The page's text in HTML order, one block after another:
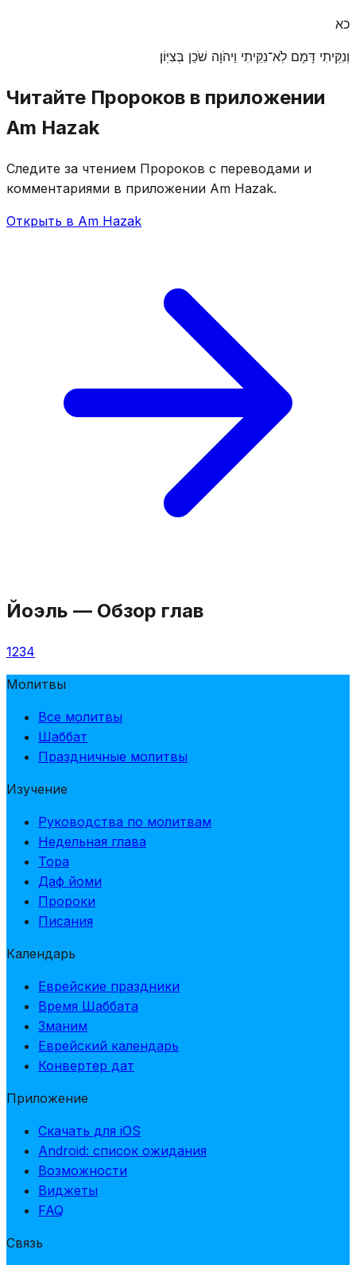
כא
וְנִקֵּיתִי דָּמָם לֹֽא־נִקֵּיתִי וַיהֹוָה שֹׁכֵן בְּצִיּֽוֹן׃
Читайте Пророков в приложении
Am Hazak
Следите за чтением Пророков с переводами и
комментариями в приложении Am Hazak.
Открыть в Am Hazak
Йоэль — Обзор глав
1234
Молитвы
Все молитвы
Шаббат
Праздничные молитвы
Изучение
Руководства по молитвам
Недельная глава
Тора
Даф йоми
Пророки
Писания
Календарь
Еврейские праздники
Время Шаббата
Зманим
Еврейский календарь
Конвертер дат
Приложение
Скачать для iOS
Android: список ожидания
Возможности
Виджеты
FAQ
Связь